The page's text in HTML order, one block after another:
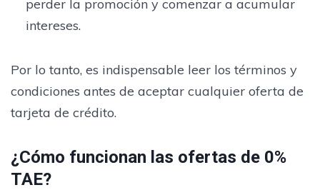
perder la promoción y comenzar a acumular
intereses.
Por lo tanto, es indispensable leer los términos y
condiciones antes de aceptar cualquier oferta de
tarjeta de crédito.
¿Cómo funcionan las ofertas de 0%
TAE?